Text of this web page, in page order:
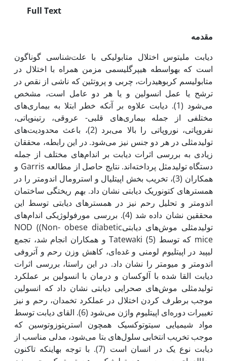
Full Text
مقدمه
دیابت ملیتوس اختلال متابولیکی با علت‌‌شناسی گوناگون
است که به‎واسطه هیپرگلیسمی مزمن همراه با اختلال در
متابولیسم کربوهیدرات، چربی و پروتئین که ناشی از نقص در
ترشح یا عمل انسولین و یا هر دو عامل است، مشخص
می‌شود (1). دیابت علاوه بر آن‎که خطر ابتلا به بیماری‌های
مختلفی از جمله بیماری‌های قلبی- عروقی، رتینوپاتی،
نفروپاتی، نوروپاتی را بالا می‌برد (2)، باعث محدودیت‌های
تولیدمثلی در هر دو جنس نیز می‌شود. در این رابطه، محققان
زیادی به بررسی اثرات دیابت بر اندام‌های مختلف از جمله
دستگاه تولیدمثل پرداخته‌اند. نتایج حاصل از مطالعه Garris و
همکاران (3)، تخریب بخش اپی‎تلیال و استرومال اندومتر را در
همسترهای کتونوریک دیابتی نشان داد. بهم ریختگی ساختمان
اندومتر و تحلیل رحم نیز در همسترهای دیابتی توسط این
محققین نشان داده شد (4). بررسی مورفولوژیکی اندام‌های
تولیدمثلی موش‌های دیابتیNOD ((Non- obese diabetic
mice که توسط Tatewaki (5) و همکاران انجام شد، تجمع
لیپید در اپی‎تلیوم لومنی و غده‌ای، کاهش وزن رحم و آتروفی
اندومتر و میومتر را نشان داد. در این راستا، بررسی اثرات
دیابت القا شده با آلوکسان و درمان با انسولین بر عملکرد
تولیدمثلی موش‌های صحرایی دیابتی نشان داد که انسولین
موجب برطرف کردن اختلال در عملکرد تخمدان، رحم و نیز
تغییرات دوره‌ای اپی‎تلیوم واژن می‌شود (6). القای دیابت توسط
مواد شیمیایی سیتوتوکسیک همچون استرپتوزوتوسین که
موجب تخریب انتخابی سلول‌های بتا می‌شود، مدلی مناسب از
دیابت نوع یک در انسان است (7). با توجه به‎این‎که تاکنون